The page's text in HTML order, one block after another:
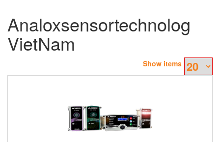
Analoxsensortechnolog
VietNam
Show items